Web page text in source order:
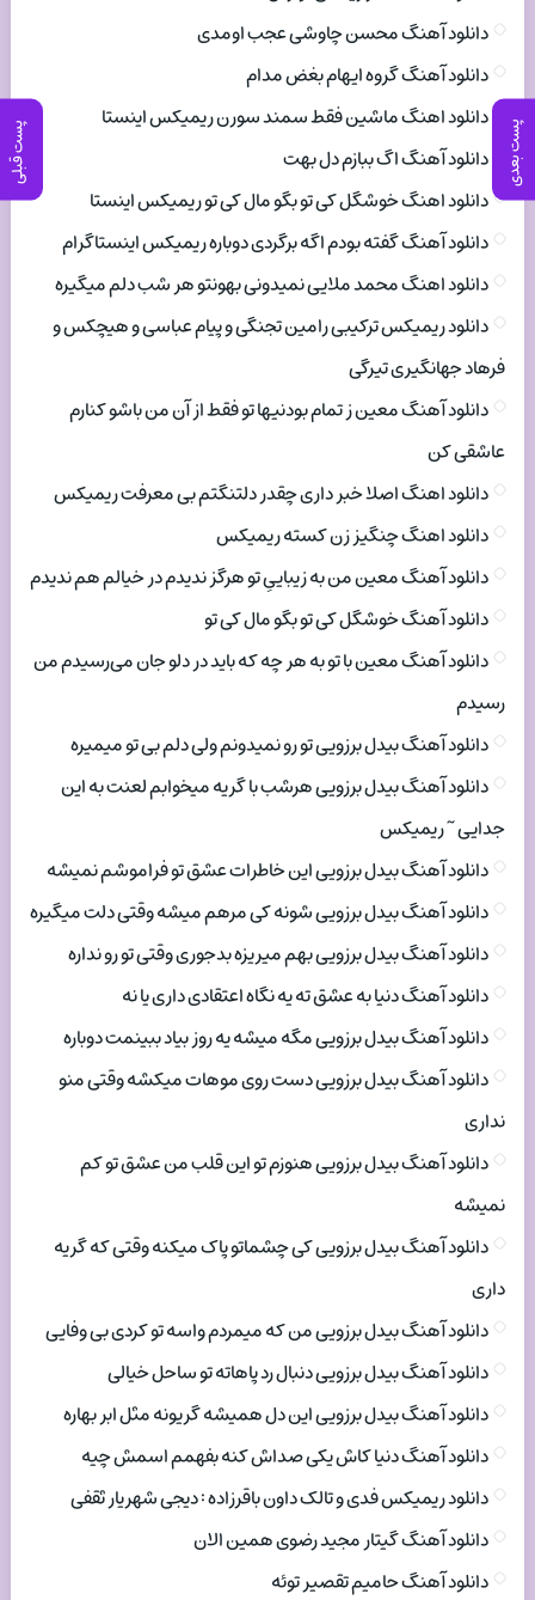
پست بعدی پست قبلی
دانلود آهنگ محسن چاوشی عجب اومدی
دانلود آهنگ گروه ایهام بغض مدام
دانلود اهنگ ماشین فقط سمند سورن ریمیکس اینستا
دانلود آهنگ اگ ببازم دل بهت
دانلود اهنگ خوشگل کی تو بگو مال کی تو ریمیکس اینستا
دانلود آهنگ گفته بودم اگه برگردی دوباره ریمیکس اینستاگرام
دانلود اهنگ محمد ملایی نمیدونی بهونتو هر شب دلم میگیره
دانلود ریمیکس ترکیبی رامین تجنگی و پیام عباسی و هیچکس و
فرهاد جهانگیری تیرگی
دانلود آهنگ معین ز تمام بودنیها تو فقط از آن من باشو کنارم
عاشقی کن
دانلود اهنگ اصلا خبر داری چقدر دلتنگتم بی معرفت ریمیکس
دانلود اهنگ چنگیز زن کسته ریمیکس
دانلود آهنگ معین من به زیباییِ تو هرگز ندیدم در خیالم هم ندیدم
دانلود آهنگ خوشگل کی تو بگو مال کی تو
دانلود آهنگ معین با تو به هر چه که باید در دلو جان می‌رسیدم من
رسیدم
دانلود آهنگ بیدل برزویی تو رو نمیدونم ولی دلم بی تو میمیره
دانلود آهنگ بیدل برزویی هرشب با گریه میخوابم لعنت به این
جدایی ~ ریمیکس
دانلود آهنگ بیدل برزویی این خاطرات عشق تو فراموشم نمیشه
دانلود آهنگ بیدل برزویی شونه کی مرهم میشه وقتی دلت میگیره
دانلود آهنگ بیدل برزویی بهم میریزه بدجوری وقتی تو رو نداره
دانلود آهنگ دنیا به عشق ته یه نگاه اعتقادی داری یا نه
دانلود آهنگ بیدل برزویی مگه میشه یه روز بیاد ببینمت دوباره
دانلود آهنگ بیدل برزویی دست روی موهات میکشه وقتی منو
نداری
دانلود آهنگ بیدل برزویی هنوزم تو این قلب من عشق تو کم
نمیشه
دانلود آهنگ بیدل برزویی کی چشماتو پاک میکنه وقتی که گریه
داری
دانلود آهنگ بیدل برزویی من که میمردم واسه تو کردی بی وفایی
دانلود آهنگ بیدل برزویی دنبال رد پاهاته تو ساحل خیالی
دانلود آهنگ بیدل برزویی این دل همیشه گریونه مثل ابر بهاره
دانلود آهنگ دنیا کاش یکی صداش کنه بفهمم اسمش چیه
دانلود ریمیکس فدی و تالک داون باقرزاده : دیجی شهریار ثقفی
دانلود آهنگ گیتار مجید رضوی همین الان
دانلود آهنگ حامیم تقصیر توئه